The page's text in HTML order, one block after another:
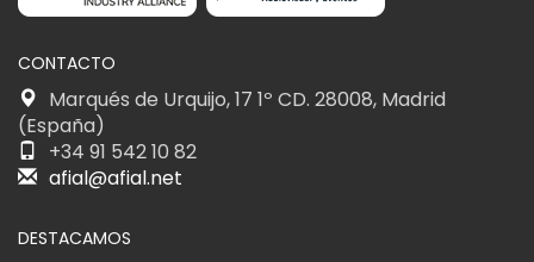
CONTACTO
Marqués de Urquijo, 17 1º CD. 28008, Madrid
(España)
+34 91 542 10 82
afial@afial.net
DESTACAMOS